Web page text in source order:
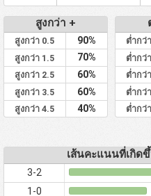
สูงกว่า +
สูงกว่า 0.5 90%
สูงกว่า 1.5 70%
สูงกว่า 2.5 60%
สูงกว่า 3.5 60%
สูงกว่า 4.5 40%
ต่ำกว่
ต่ำกว่
ต่ำกว่
ต่ำกว่
ต่ำกว่
เส้นคะแนนที่เกิด
3-2
1-0